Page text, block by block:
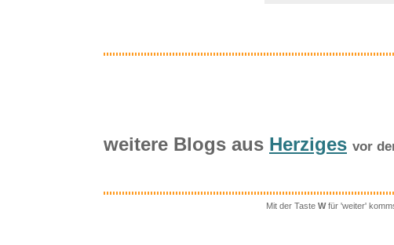
weitere Blogs aus Herziges vor
Mit der Taste Wfür 'weiter'